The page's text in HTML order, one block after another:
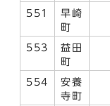
551
早崎
町
553
益田
町
554
安養
寺町